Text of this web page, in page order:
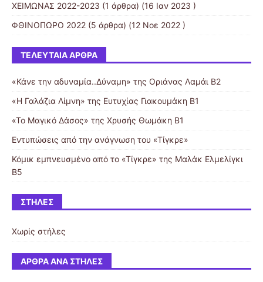
ΧΕΙΜΩΝΑΣ 2022-2023 (1 άρθρα) (16 Ιαν 2023 )
ΦΘΙΝΟΠΩΡΟ 2022 (5 άρθρα) (12 Νοε 2022 )
ΤΕΛΕΥΤΑΊΑ ΆΡΘΡΑ
«Κάνε την αδυναμία..Δύναμη» της Οριάνας Λαμάι Β2
«Η Γαλάζια Λίμνη» της Ευτυχίας Γιακουμάκη Β1
«Το Μαγικό Δάσος» της Χρυσής Θωμάκη Β1
Εντυπώσεις από την ανάγνωση του «Τίγκρε»
Κόμικ εμπνευσμένο από το «Τίγκρε» της Μαλάκ Ελμελίγκι
Β5
ΣΤΉΛΕΣ
Χωρίς στήλες
ΆΡΘΡΑ ΑΝΆ ΣΤΉΛΕΣ